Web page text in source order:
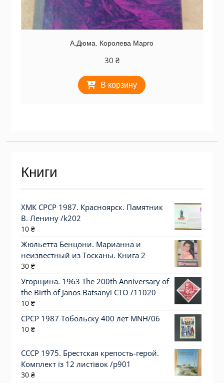
А.Дюма. Королева Марго
30 ₴
В корзину
Книги
ХМК СРСР 1987. Красноярск. Памятник
В. Ленину /k202
10 ₴
Жюльетта Бенцони. Марианна и
неизвестный из Тосканы. Книга 2
30 ₴
Угорщина. 1963 The 200th Anniversary of
the Birth of Janos Batsanyi СТО /11020
10 ₴
СРСР 1987 Тобольску 400 лет MNH/06
10 ₴
СССР 1975. Брестская крепость-герой.
Комплект із 12 листівок /р901
30 ₴